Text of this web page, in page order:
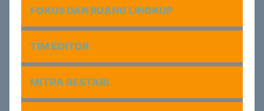
FOKUS DAN RUANG LINGKUP
TIM EDITOR
MITRA BESTARI